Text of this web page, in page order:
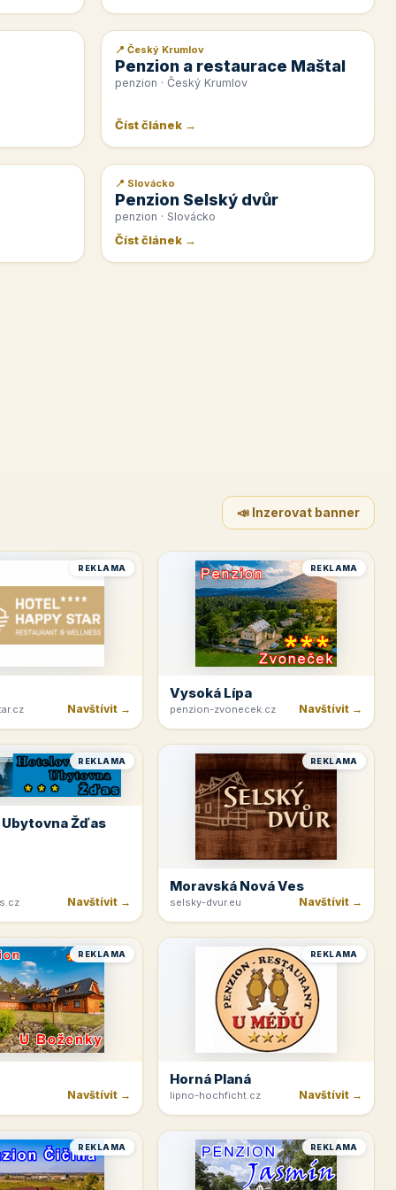
📰 PR článek
📍 Český Krumlov
Penzion a restaurace Maštal
penzion · Český Krumlov
Číst článek →
📰 PR článek
📍 Slovácko
Penzion Selský dvůr
penzion · Slovácko
Číst článek →
📣 Inzerovat banner
REKLAMA
Navštívit →
REKLAMA
Vysoká Lípa
penzion-zvonecek.cz Navštívit →
REKLAMA
Žďas
Navštívit →
REKLAMA
Moravská Nová Ves
selsky-dvur.eu Navštívit →
REKLAMA
Navštívit →
REKLAMA
Horná Planá
lipno-hochficht.cz Navštívit →
REKLAMA REKLAMA